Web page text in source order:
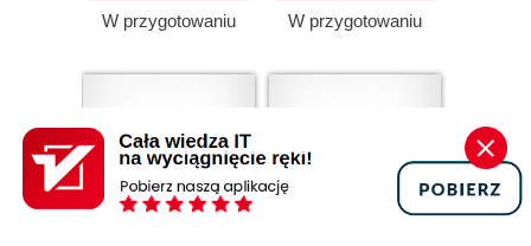
W przygotowaniu W przygotowaniu